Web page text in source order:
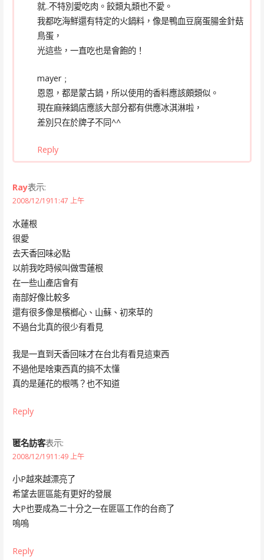
就..不特別愛吃肉。餃類丸類也不愛。
我都吃海鮮還有特定的火鍋料，像是鴨血豆腐蛋腸金針菇
鳥蛋，
光這些，一直吃也是會飽的！
mayer﹔
恩恩，都是蒙古鍋，所以使用的香料應該頗類似。
現在麻辣鍋店應該大部分都有供應冰淇淋啦，
差別只在於牌子不同^^
Reply
Ray表示:
2008/12/1911:47 上午
水蓮根
很愛
去天香回味必點
以前我吃時候叫做雪蓮根
在一些山產店會有
南部好像比較多
還有很多像是檳榔心、山蘇、初來草的
不過台北真的很少有看見
我是一直到天香回味才在台北有看見這東西
不過他是啥東西真的搞不太懂
真的是蓮花的根嗎？也不知道
Reply
匿名訪客表示:
2008/12/1911:49 上午
小P越來越漂亮了
希望去匪區能有更好的發展
大P也要成為二十分之一在匪區工作的台商了
嗚嗚
Reply